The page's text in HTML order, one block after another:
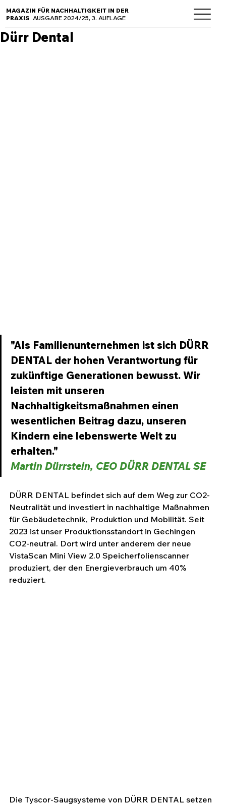
MAGAZIN FÜR NACHHALTIGKEIT IN DER
PRAXISAUSGABE 2024/25, 3. AUFLAGE
Dürr Dental
"Als Familienunternehmen ist sich DÜRR
DENTAL der hohen Verantwortung für
zukünftige Generationen bewusst. Wir
leisten mit unseren
Nachhaltigkeitsmaßnahmen einen
wesentlichen Beitrag dazu, unseren
Kindern eine lebenswerte Welt zu
erhalten."
Martin Dürrstein, CEO DÜRR DENTAL SE
DÜRR DENTAL befindet sich auf dem Weg zur CO2-
Neutralität und investiert in nachhaltige Maßnahmen
für Gebäudetechnik, Produktion und Mobilität. Seit
2023 ist unser Produktionsstandort in Gechingen
CO2-neutral. Dort wird unter anderem der neue
VistaScan Mini View 2.0 Speicherfolienscanner
produziert, der den Energieverbrauch um 40%
reduziert.
Die Tyscor-Saugsysteme von DÜRR DENTAL setzen